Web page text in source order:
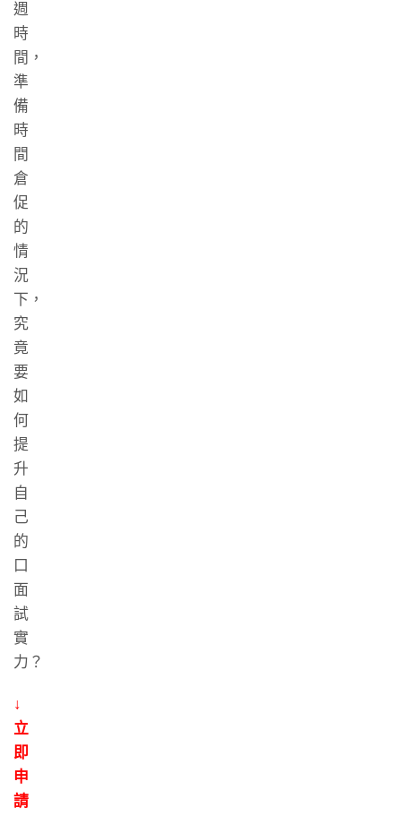
週
時
間，
準
備
時
間
倉
促
的
情
況
下，
究
竟
要
如
何
提
升
自
己
的
口
面
試
實
力？
↓
立
即
申
請